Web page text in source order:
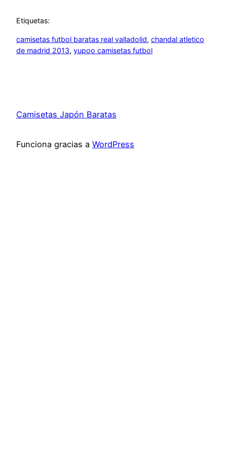
Etiquetas:
camisetas futbol baratas real valladolid, chandal atletico
de madrid 2013, yupoo camisetas futbol
Camisetas Japón Baratas
Funciona gracias a WordPress